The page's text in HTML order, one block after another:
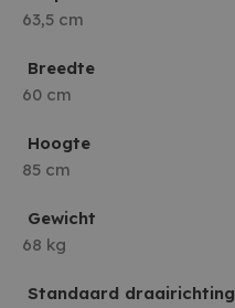
63,5 cm
Breedte
60 cm
Hoogte
85 cm
Gewicht
68 kg
Standaard